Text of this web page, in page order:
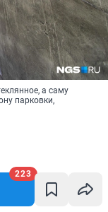
223
а саму
парковки,